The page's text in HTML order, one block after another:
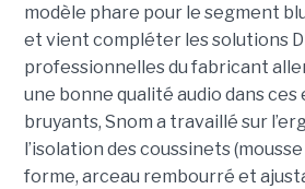
modèle phare pour le segment
et vient compléter les solutions
professionnelles du fabricant
une bonne qualité audio dans
bruyants, Snom a travaillé sur
l’isolation des coussinets
forme, arceau rembourré et